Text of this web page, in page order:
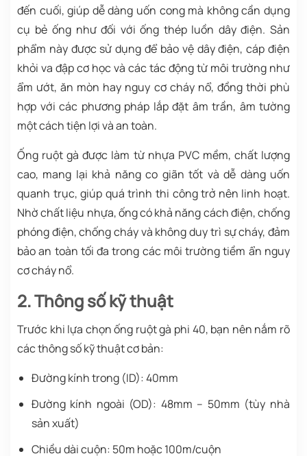
đến cuối, giúp dễ dàng uốn cong mà không cần dụng
cụ bẻ ống như đối với ống thép luồn dây điện. Sản
phẩm này được sử dụng để bảo vệ dây điện, cáp điện
khỏi va đập cơ học và các tác động từ môi trường như
ẩm ướt, ăn mòn hay nguy cơ cháy nổ, đồng thời phù
hợp với các phương pháp lắp đặt âm trần, âm tường
một cách tiện lợi và an toàn.
Ống ruột gà được làm từ nhựa PVC mềm, chất lượng
cao, mang lại khả năng co giãn tốt và dễ dàng uốn
quanh trục, giúp quá trình thi công trở nên linh hoạt.
Nhờ chất liệu nhựa, ống có khả năng cách điện, chống
phóng điện, chống cháy và không duy trì sự cháy, đảm
bảo an toàn tối đa trong các môi trường tiềm ẩn nguy
cơ cháy nổ.
2. Thông số kỹ thuật
Trước khi lựa chọn ống ruột gà phi 40, bạn nên nắm rõ
các thông số kỹ thuật cơ bản:
Đường kính trong (ID): 40mm
Đường kính ngoài (OD): 48mm – 50mm (tùy nhà
sản xuất)
Chiều dài cuộn: 50m hoặc 100m/cuộn